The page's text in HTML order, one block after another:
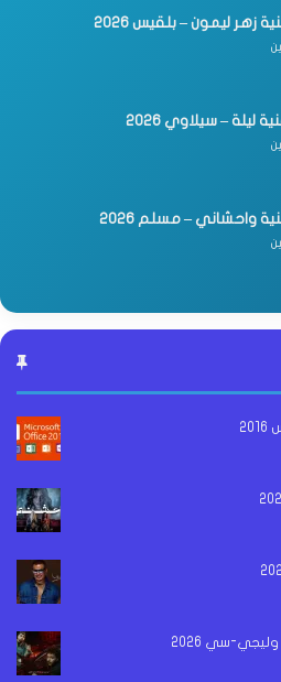
زهر ليمون – بلقيس 2026
ليلة – سيلاوي 2026
واحشاني – مسلم 2026